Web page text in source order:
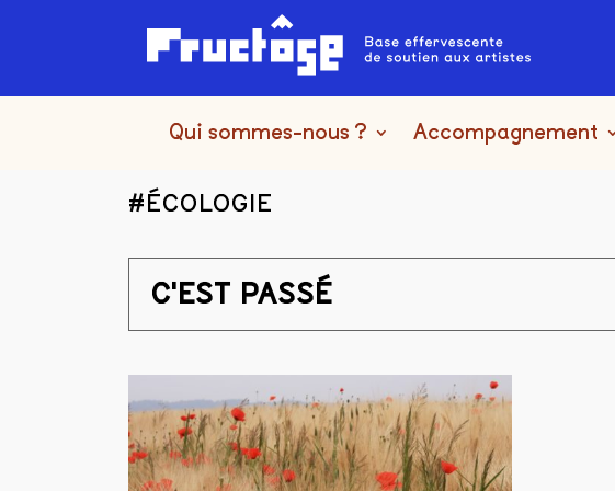
Qui sommes-nous ? Accompagnement
#ÉCOLOGIE
C'EST PASSÉ